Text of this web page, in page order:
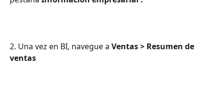
2. Una vez en BI, navegue a Ventas > Resumen de
ventas